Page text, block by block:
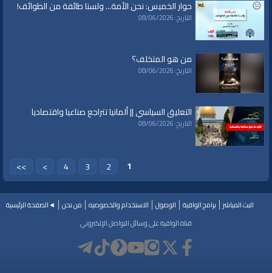
#الواقية
#قناة_الواقية
www.alwaqiyah.tv | facebook.com/alwaqiyahtv | alwaqiyahtv@twitter
الفئات:
برقيات عاجلة
Other Languages
Other Languages
»
English Content
Other Languages
»
Türkçe çeviri
قنوات:
Other Languages
الصبر|الثبات|السجن |الأردن |حزب التحرير|الخلافة
حوار الخميس: نحن الأمة... ولسنا طائفة من الطوائف!
التاريخ: 08/06/2026
من هو المتخلف؟
التاريخ: 08/06/2026
التعليق السياسي || ألمانيا تتراجع صناعيا واقتصاديا
التاريخ: 08/06/2026
1
2
3
4
>
>>
البث المباشر برامج الواقية الوصول الاستخدام والخصوصيه من نحن
◄الصفحة الرئيسية
قناة الواقية على وسائل التواصل الإلكتروني